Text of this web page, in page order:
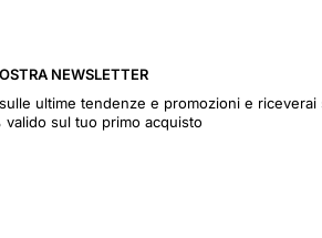
NEWSLETTER
ultime tendenze e promozioni e riceverai
valido sul tuo primo acquisto